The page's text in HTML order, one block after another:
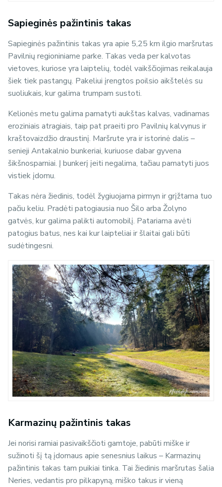
Sapieginės pažintinis takas
Sapieginės pažintinis takas yra apie 5,25 km ilgio maršrutas
Pavilnių regioniniame parke. Takas veda per kalvotas
vietoves, kuriose yra laiptelių, todėl vaikščiojimas reikalauja
šiek tiek pastangų. Pakeliui įrengtos poilsio aikštelės su
suoliukais, kur galima trumpam sustoti.
Kelionės metu galima pamatyti aukštas kalvas, vadinamas
eroziniais atragiais, taip pat praeiti pro Pavilnių kalvynus ir
kraštovaizdžio draustinį. Maršrute yra ir istorinė dalis –
senieji Antakalnio bunkeriai, kuriuose dabar gyvena
šikšnosparniai. Į bunkerį įeiti negalima, tačiau pamatyti juos
vistiek įdomu.
Takas nėra žiedinis, todėl žygiuojama pirmyn ir grįžtama tuo
pačiu keliu. Pradėti patogiausia nuo Šilo arba Žolyno
gatvės, kur galima palikti automobilį. Patariama avėti
patogius batus, nes kai kur laipteliai ir šlaitai gali būti
sudėtingesni.
Karmazinų pažintinis takas
Jei norisi ramiai pasivaikščioti gamtoje, pabūti miške ir
sužinoti šį tą įdomaus apie senesnius laikus – Karmazinų
pažintinis takas tam puikiai tinka. Tai žiedinis maršrutas šalia
Neries, vedantis pro pilkapyną, miško takus ir vieną